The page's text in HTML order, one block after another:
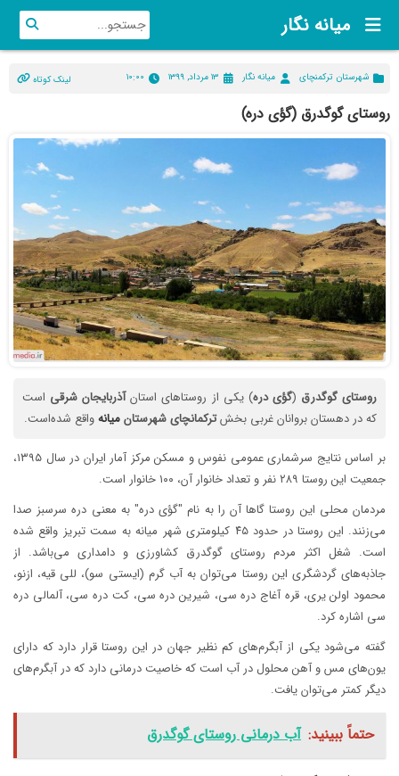
میانه نگار
شهرستان ترکمنچای میانه نگار ۱۳ مرداد, ۱۳۹۹ ۱۰:۰۰ لینک کوتاه
روستای گوگدرق (گؤی دره)
روستای گوگدرق (گؤی دره) یکی از روستاهای استانآذربایجان شرقی است
که در دهستان بروانان غربی بخشترکمانچایشهرستانمیانهواقع شده‌است.
بر اساس نتایج سرشماری عمومی نفوس و مسکن مرکز آمار ایران در سال ۱۳۹۵،
جمعیت این روستا ۲۸۹ نفر و تعداد خانوار آن، ۱۰۰ خانوار است.
مردمان محلی این روستا گاها آن را به نام "گؤی دره" به معنی دره سرسبز صدا
می‌زنند. این روستا در حدود ۴۵ کیلومتری شهر میانه به سمت تبریز واقع شده
است. شغل اکثر مردم روستای گوگدرق کشاورزی و دامداری می‌باشد. از
جاذبه‌های گردشگری این روستا می‌توان به آب گرم (ایستی سو)، للی قیه، ازنو،
محمود اولن یری، قره آغاج دره سی، شیرین دره سی، کت دره سی، آلمالی دره
سی اشاره کرد.
گفته می‌شود یکی از آبگرم‌های کم نظیر جهان در این روستا قرار دارد که دارای
یون‌های مس و آهن محلول در آب است که خاصیت درمانی دارد که در آبگرم‌های
دیگر کمتر می‌توان یافت.
حتماً ببینید: آب درمانی روستای گوگدرق